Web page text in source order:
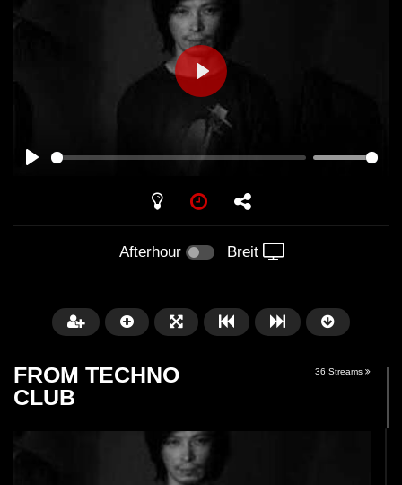
PLAY
Afterhour Breit
FROM TECHNO
CLUB
36 Streams